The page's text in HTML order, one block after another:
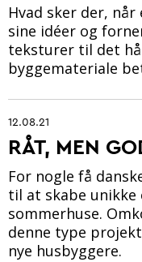
Kontrol og
Byrum
Anlæg
Hvad sker der,
sine idéer og
teksturer til det
byggemateriale
12.08.21
RÅT, MEN
For nogle få
til at skabe
sommerhuse.
denne type
nye husbyggere.